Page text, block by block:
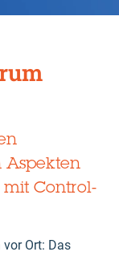
Aspekten
Control-
Ort: Das